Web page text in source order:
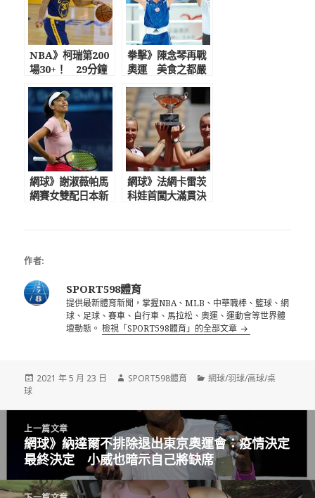
NBA》柯瑞第200
場30+！ 29分鐘
拳擊》陳念琴再戰
奧運 美食之都嚴
雯嘆拳擊沒人性
網球》謝淑薇帕馬
網賽女雙配日本新
網球》法網卡雷茨
科娃首闖大滿貫決
作者:
SPORT598體育
提供最新體育新聞，掌握NBA、MLB、中華職棒、籃球、網
球、足球、賽車、自行車、馬拉松、奧運、運動會等世界體
壇動態。檢視「SPORT598體育」的全部文章
發
2021 年 5 月 23 日
作
SPORT598體育
分
網球/羽球/高球/桌
球
上一篇文章
上
一
篇
文
網球》納達爾不排除退出東京奧運會：疫情決定
最終決定 小威也暗示自己將缺席